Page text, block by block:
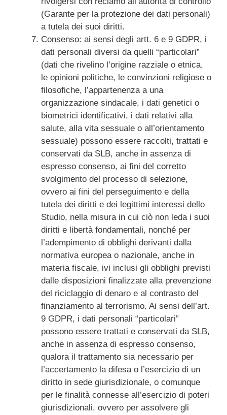
(Garante per la protezione dei dati personali)
a tutela dei suoi diritti.
Consenso: ai sensi degli artt. 6 e 9 GDPR, i
dati personali diversi da quelli “particolari”
(dati che rivelino l’origine razziale o etnica,
le opinioni politiche, le convinzioni religiose o
filosofiche, l’appartenenza a una
organizzazione sindacale, i dati genetici o
biometrici identificativi, i dati relativi alla
salute, alla vita sessuale o all’orientamento
sessuale) possono essere raccolti, trattati e
conservati da SLB, anche in assenza di
espresso consenso, ai fini del corretto
svolgimento del processo di selezione,
ovvero ai fini del perseguimento e della
tutela dei diritti e dei legittimi interessi dello
Studio, nella misura in cui ciò non leda i suoi
diritti e libertà fondamentali, nonché per
l’adempimento di obblighi derivanti dalla
normativa europea o nazionale, anche in
materia fiscale, ivi inclusi gli obblighi previsti
dalle disposizioni finalizzate alla prevenzione
del riciclaggio di denaro e al contrasto del
finanziamento al terrorismo. Ai sensi dell’art.
9 GDPR, i dati personali “particolari”
possono essere trattati e conservati da SLB,
anche in assenza di espresso consenso,
qualora il trattamento sia necessario per
l’accertamento la difesa o l’esercizio di un
diritto in sede giurisdizionale, o comunque
per le finalità connesse all’esercizio di poteri
giurisdizionali, ovvero per assolvere gli